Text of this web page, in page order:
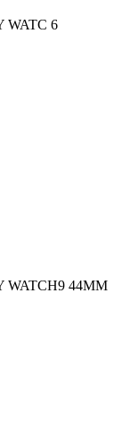
WATC 6
WATCH9 44MM